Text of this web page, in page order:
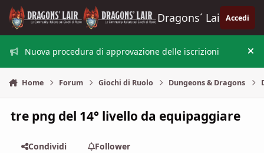
Vai al contenuto
Dragons´ Lair Accedi
Nuova procedura di approvazione delle iscrizioni
Home Forum Giochi di Ruolo Dungeons & Dragons
tre png del 14° livello da equipaggiare
Condividi
Follower